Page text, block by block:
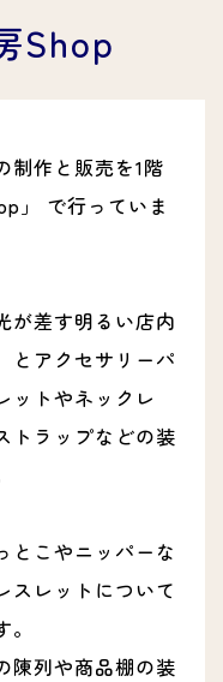
Shop
制作と販売を1階
」 で行っていま
が差す明るい店内
とアクセサリーパ
ットやネックレ
トラップなどの装
とこやニッパーな
スレットについて
陳列や商品棚の装